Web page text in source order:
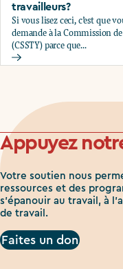
travailleurs?
Si vous lisez ceci, c’est que
demande à la Commission
(CSSTY) parce que...
Devriez-vous
Appuyez
Votre soutien nous
ressources et des
s'épanouir au travail, à
de travail.
Faites un don